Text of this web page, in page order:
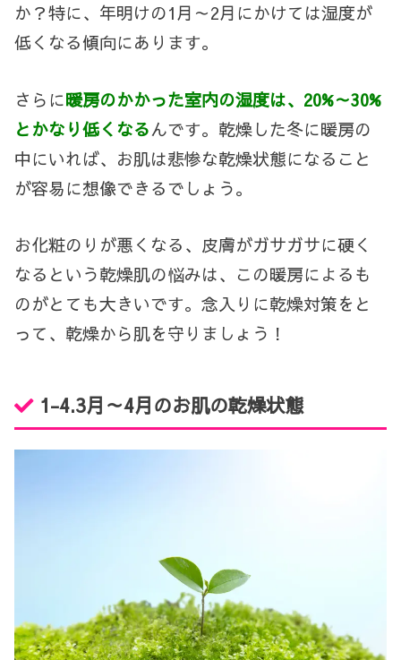
か？特に、年明けの1月～2月にかけては湿度が
低くなる傾向にあります。
さらに暖房のかかった室内の湿度は、20%～30%
とかなり低くなるんです。乾燥した冬に暖房の
中にいれば、お肌は悲惨な乾燥状態になること
が容易に想像できるでしょう。
お化粧のりが悪くなる、皮膚がガサガサに硬く
なるという乾燥肌の悩みは、この暖房によるも
のがとても大きいです。念入りに乾燥対策をと
って、乾燥から肌を守りましょう！
1-4.3月～4月のお肌の乾燥状態